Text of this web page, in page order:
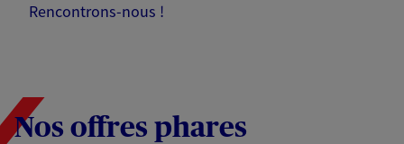
Rencontrons-nous !
Nos offres phares